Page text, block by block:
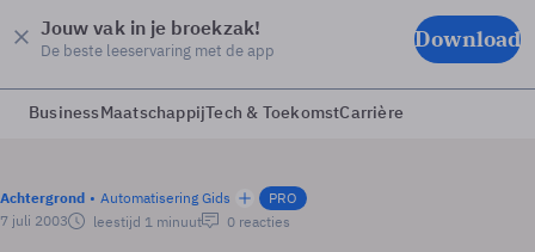
Jouw vak in je broekzak!
De beste leeservaring met de app Download
BusinessMaatschappijTech & ToekomstCarrière
Achtergrond Automatisering Gids
PRO
7 juli 2003
leestijd 1 minuut 0 reacties